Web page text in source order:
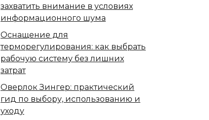
захватить внимание в условиях
информационного шума
Оснащение для
терморегулирования: как выбрать
рабочую систему без лишних
затрат
Оверлок Зингер: практический
гид по выбору, использованию и
уходу